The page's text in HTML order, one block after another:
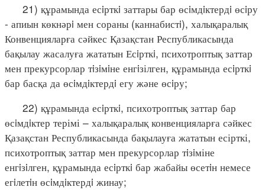
21) құрамында есiрткi заттары бар өсiмдiктердi өсiру
- апиын көкнәрi мен сораны (каннабистi), халықаралық
Конвенцияларға сәйкес Қазақстан Республикасында
бақылау жасалуға жататын Есiрткi, психотроптық заттар
мен прекурсорлар тiзiмiне енгiзілген, құрамында есiрткi
бар басқа да өсiмдiктердi егу және өсiру;
22) құрамында есiрткi, психотроптық заттар бар
өсiмдiктер терімі – халықаралық конвенцияларға сәйкес
Қазақстан Республикасында бақылауға жататын есірткі,
психотроптық заттар мен прекурсорлар тiзiміне
енгiзiлген, құрамында есiрткi бар жабайы өсетiн немесе
егiлетiн өсiмдiктердi жинау;